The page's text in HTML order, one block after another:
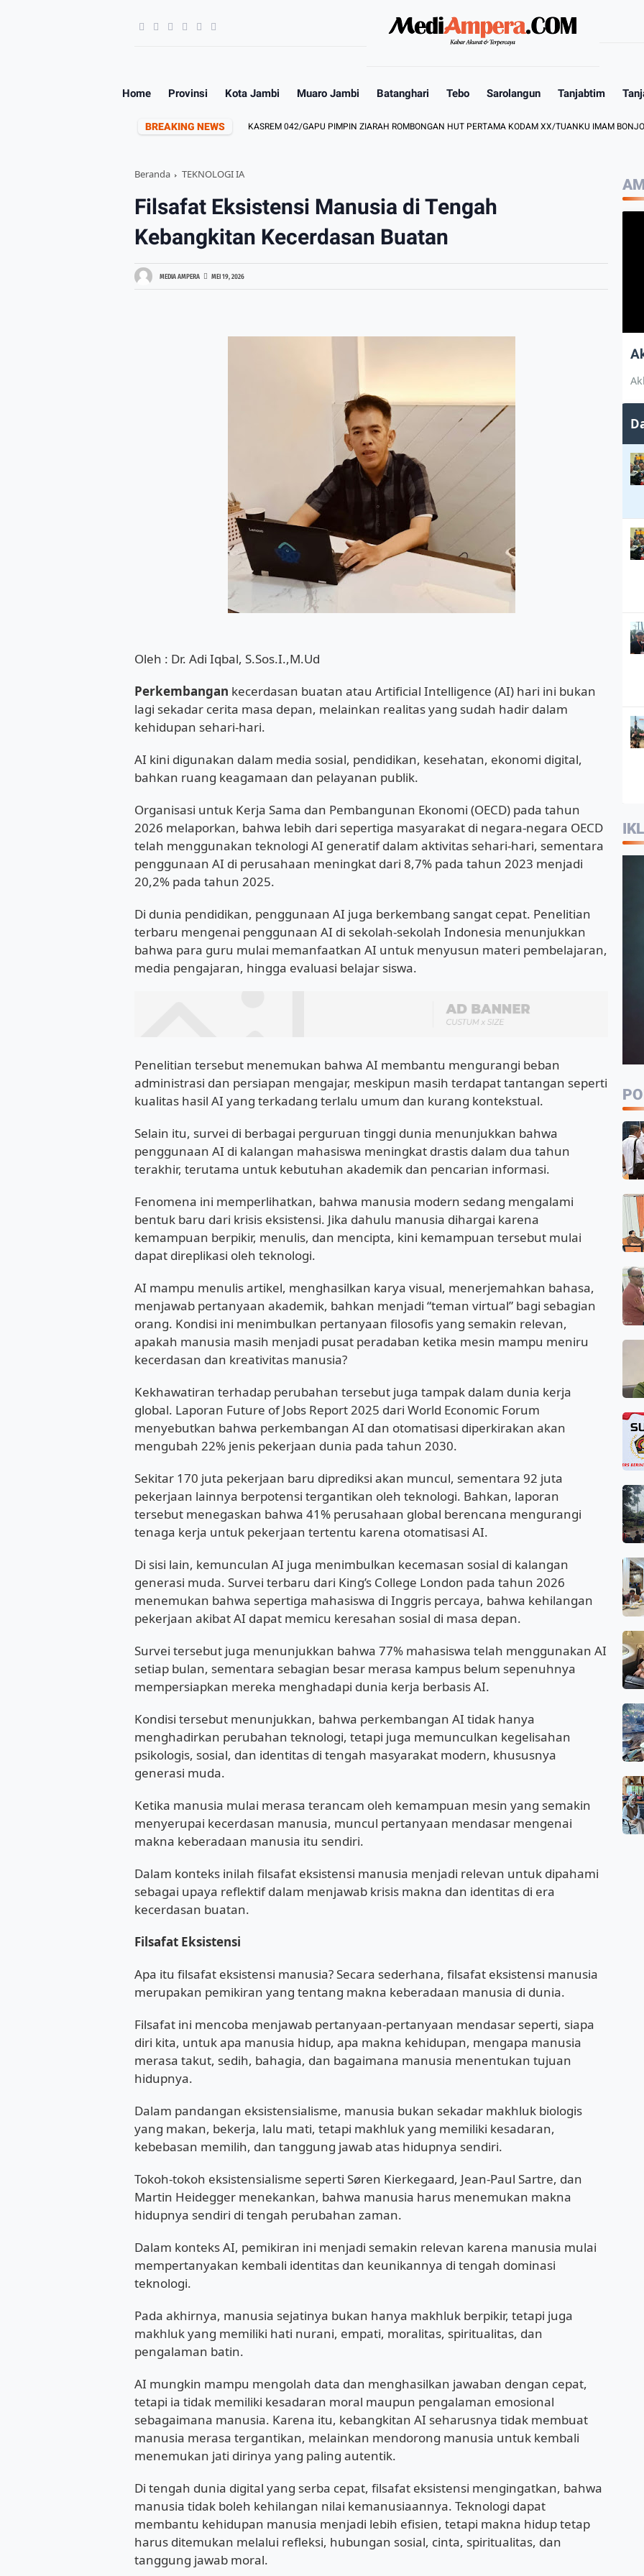
Home Provinsi Kota Jambi Muaro Jambi Batanghari Tebo Sarolangun Tanjabtim
BREAKING NEWS
PERUNDUNGAN DIMULAI DARI SEKOLAH KASREM 042/GAPU PIMPIN ZIARAH ROMBONGAN HUT PERTAMA KODAM XX/TUANKU IMAM BONJOL
Beranda TEKNOLOGI IA
Filsafat Eksistensi Manusia di Tengah
Kebangkitan Kecerdasan Buatan
MEDIA AMPERA MEI 19, 2026
Oleh : Dr. Adi Iqbal, S.Sos.I.,M.Ud
Perkembangan kecerdasan buatan atau Artificial Intelligence (AI) hari ini bukan
lagi sekadar cerita masa depan, melainkan realitas yang sudah hadir dalam
kehidupan sehari-hari.
AI kini digunakan dalam media sosial, pendidikan, kesehatan, ekonomi digital,
bahkan ruang keagamaan dan pelayanan publik.
Organisasi untuk Kerja Sama dan Pembangunan Ekonomi (OECD) pada tahun
2026 melaporkan, bahwa lebih dari sepertiga masyarakat di negara-negara OECD
telah menggunakan teknologi AI generatif dalam aktivitas sehari-hari, sementara
penggunaan AI di perusahaan meningkat dari 8,7% pada tahun 2023 menjadi
20,2% pada tahun 2025.
Di dunia pendidikan, penggunaan AI juga berkembang sangat cepat. Penelitian
terbaru mengenai penggunaan AI di sekolah-sekolah Indonesia menunjukkan
bahwa para guru mulai memanfaatkan AI untuk menyusun materi pembelajaran,
media pengajaran, hingga evaluasi belajar siswa.
Penelitian tersebut menemukan bahwa AI membantu mengurangi beban
administrasi dan persiapan mengajar, meskipun masih terdapat tantangan seperti
kualitas hasil AI yang terkadang terlalu umum dan kurang kontekstual.
Selain itu, survei di berbagai perguruan tinggi dunia menunjukkan bahwa
penggunaan AI di kalangan mahasiswa meningkat drastis dalam dua tahun
terakhir, terutama untuk kebutuhan akademik dan pencarian informasi.
Fenomena ini memperlihatkan, bahwa manusia modern sedang mengalami
bentuk baru dari krisis eksistensi. Jika dahulu manusia dihargai karena
kemampuan berpikir, menulis, dan mencipta, kini kemampuan tersebut mulai
dapat direplikasi oleh teknologi.
AI mampu menulis artikel, menghasilkan karya visual, menerjemahkan bahasa,
menjawab pertanyaan akademik, bahkan menjadi “teman virtual” bagi sebagian
orang. Kondisi ini menimbulkan pertanyaan filosofis yang semakin relevan,
apakah manusia masih menjadi pusat peradaban ketika mesin mampu meniru
kecerdasan dan kreativitas manusia?
Kekhawatiran terhadap perubahan tersebut juga tampak dalam dunia kerja
global. Laporan Future of Jobs Report 2025 dari World Economic Forum
menyebutkan bahwa perkembangan AI dan otomatisasi diperkirakan akan
mengubah 22% jenis pekerjaan dunia pada tahun 2030.
Sekitar 170 juta pekerjaan baru diprediksi akan muncul, sementara 92 juta
pekerjaan lainnya berpotensi tergantikan oleh teknologi. Bahkan, laporan
tersebut menegaskan bahwa 41% perusahaan global berencana mengurangi
tenaga kerja untuk pekerjaan tertentu karena otomatisasi AI.
Di sisi lain, kemunculan AI juga menimbulkan kecemasan sosial di kalangan
generasi muda. Survei terbaru dari King’s College London pada tahun 2026
menemukan bahwa sepertiga mahasiswa di Inggris percaya, bahwa kehilangan
pekerjaan akibat AI dapat memicu keresahan sosial di masa depan.
Survei tersebut juga menunjukkan bahwa 77% mahasiswa telah menggunakan AI
setiap bulan, sementara sebagian besar merasa kampus belum sepenuhnya
mempersiapkan mereka menghadapi dunia kerja berbasis AI.
Kondisi tersebut menunjukkan, bahwa perkembangan AI tidak hanya
menghadirkan perubahan teknologi, tetapi juga memunculkan kegelisahan
psikologis, sosial, dan identitas di tengah masyarakat modern, khususnya
generasi muda.
Ketika manusia mulai merasa terancam oleh kemampuan mesin yang semakin
menyerupai kecerdasan manusia, muncul pertanyaan mendasar mengenai
makna keberadaan manusia itu sendiri.
Dalam konteks inilah filsafat eksistensi manusia menjadi relevan untuk dipahami
sebagai upaya reflektif dalam menjawab krisis makna dan identitas di era
kecerdasan buatan.
Filsafat Eksistensi
Apa itu filsafat eksistensi manusia? Secara sederhana, filsafat eksistensi manusia
merupakan pemikiran yang tentang makna keberadaan manusia di dunia.
Filsafat ini mencoba menjawab pertanyaan-pertanyaan mendasar seperti, siapa
diri kita, untuk apa manusia hidup, apa makna kehidupan, mengapa manusia
merasa takut, sedih, bahagia, dan bagaimana manusia menentukan tujuan
hidupnya.
Dalam pandangan eksistensialisme, manusia bukan sekadar makhluk biologis
yang makan, bekerja, lalu mati, tetapi makhluk yang memiliki kesadaran,
kebebasan memilih, dan tanggung jawab atas hidupnya sendiri.
Tokoh-tokoh eksistensialisme seperti Søren Kierkegaard, Jean-Paul Sartre, dan
Martin Heidegger menekankan, bahwa manusia harus menemukan makna
hidupnya sendiri di tengah perubahan zaman.
Dalam konteks AI, pemikiran ini menjadi semakin relevan karena manusia mulai
mempertanyakan kembali identitas dan keunikannya di tengah dominasi
teknologi.
Pada akhirnya, manusia sejatinya bukan hanya makhluk berpikir, tetapi juga
makhluk yang memiliki hati nurani, empati, moralitas, spiritualitas, dan
pengalaman batin.
AI mungkin mampu mengolah data dan menghasilkan jawaban dengan cepat,
tetapi ia tidak memiliki kesadaran moral maupun pengalaman emosional
sebagaimana manusia. Karena itu, kebangkitan AI seharusnya tidak membuat
manusia merasa tergantikan, melainkan mendorong manusia untuk kembali
menemukan jati dirinya yang paling autentik.
Di tengah dunia digital yang serba cepat, filsafat eksistensi mengingatkan, bahwa
manusia tidak boleh kehilangan nilai kemanusiaannya. Teknologi dapat
membantu kehidupan manusia menjadi lebih efisien, tetapi makna hidup tetap
harus ditemukan melalui refleksi, hubungan sosial, cinta, spiritualitas, dan
tanggung jawab moral.